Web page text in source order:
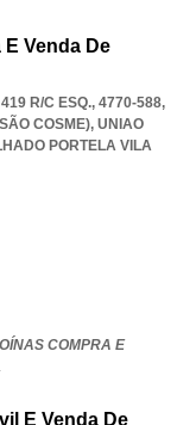
Venda De
R/C ESQ., 4770-588,
COSME), UNIAO
PORTELA VILA
COMPRA E
E Venda De